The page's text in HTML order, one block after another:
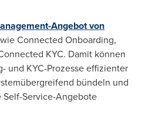
Angebot von
Connected Onboarding,
KYC. Damit können
und KYC-Prozesse effizienter
bündeln und
Service-Angebote